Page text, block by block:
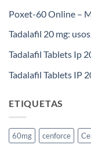
Poxet-60 Online –
Tadalafil 20 mg:
Tadalafil Tablets Ip
Tadalafil Tablets IP
ETIQUETAS
60mg cenforce